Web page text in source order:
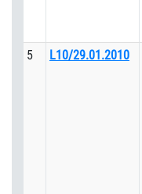
5 L10/29.01.2010